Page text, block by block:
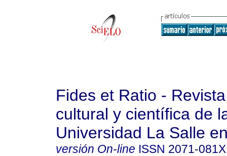
Fides et Ratio -
cultural y científica de
Universidad La Salle
versión On-line ISSN 2071-081X